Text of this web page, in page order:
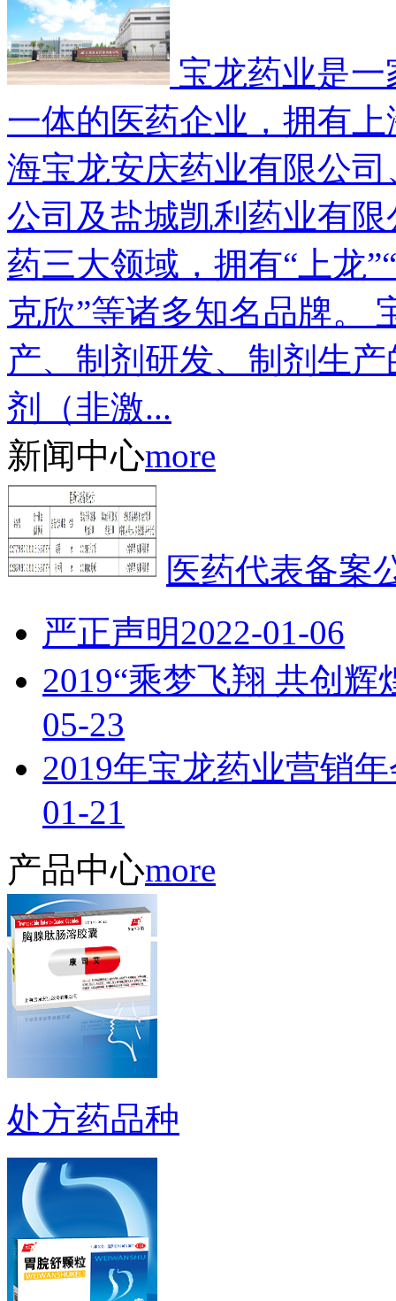
宝龙药业是
一体的医药企业，拥有
海宝龙安庆药业有限公
公司及盐城凯利药业有
药三大领域，拥有“上龙
克欣”等诸多知名品牌。
产、制剂研发、制剂生
剂（非激...
新闻中心more
医药代表备案
严正声明2022-01-06
2019“乘梦飞翔 共创
05-23
2019年宝龙药业营销
01-21
产品中心more
处方药品种